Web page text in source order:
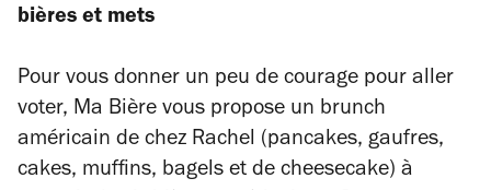
bières et mets
Pour vous donner un peu de courage pour aller
voter, Ma Bière vous propose un brunch
américain de chez Rachel ( pancakes, gaufres,
cakes, muffins, bagels et de cheesecake) à